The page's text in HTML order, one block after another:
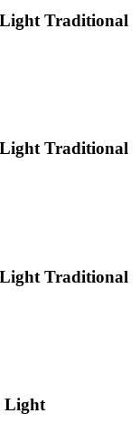
Traditional
Traditional
Traditional
Light